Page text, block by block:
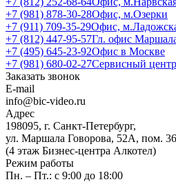
+7 (981) 878-30-28Офис, м.Озерки
+7 (911) 709-35-29Офис,
+7 (812) 447-95-57Гл. офис
+7 (495) 645-23-92Офис в Москве
+7 (981) 680-02-27Сервисный центр
Заказать звонок
E-mail
info@bic-video.ru
Адрес
198095, г. Санкт-Петербург,
ул. Маршала Говорова, 52А, пом.
(4 этаж Бизнес-центра Алкотел)
Режим работы
Пн. – Пт.: с 9:00 до 18:00